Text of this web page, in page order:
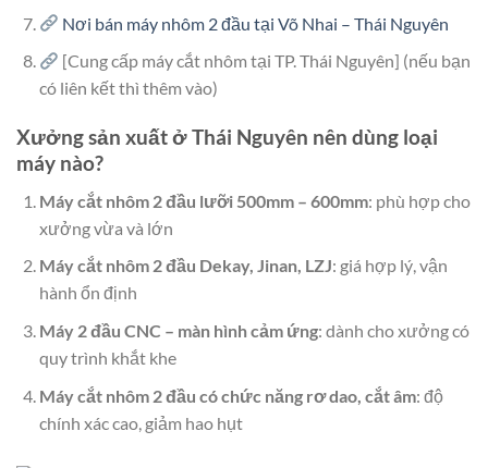
Nơi bán máy nhôm 2 đầu tại Võ Nhai – Thái Nguyên
[Cung cấp máy cắt nhôm tại TP. Thái Nguyên] (nếu bạn
có liên kết thì thêm vào)
Xưởng sản xuất ở Thái Nguyên nên dùng loại
máy nào?
Máy cắt nhôm 2 đầu lưỡi 500mm – 600mm: phù hợp cho
xưởng vừa và lớn
Máy cắt nhôm 2 đầu Dekay, Jinan, LZJ: giá hợp lý, vận
hành ổn định
Máy 2 đầu CNC – màn hình cảm ứng: dành cho xưởng có
quy trình khắt khe
Máy cắt nhôm 2 đầu có chức năng rơ dao, cắt âm: độ
chính xác cao, giảm hao hụt